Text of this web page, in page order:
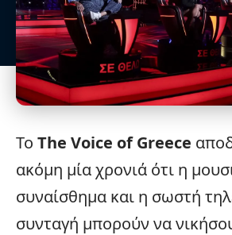
Το The Voice of Greece
ακόμη μία χρονιά ότι η
συναίσθημα και η σωστή
συνταγή μπορούν να